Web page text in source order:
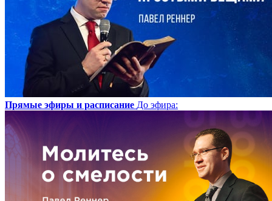
Прямые эфиры и расписание До эфира: